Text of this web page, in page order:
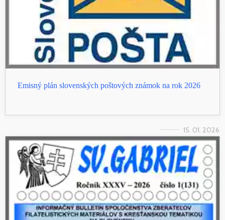
Emisný plán slovenských poštových známok na rok 2026
15. 01. 2026